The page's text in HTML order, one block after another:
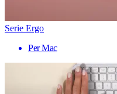
Serie Ergo
Per Mac